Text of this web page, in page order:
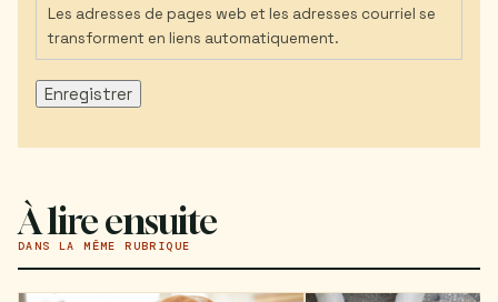
Les adresses de pages web et les adresses courriel se
transforment en liens automatiquement.
À lire ensuite
DANS LA MÊME RUBRIQUE